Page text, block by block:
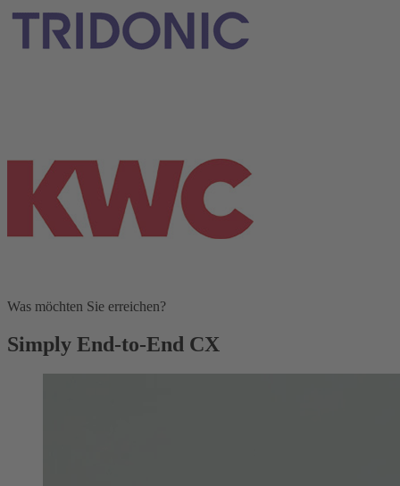
Was möchten Sie erreichen?
Simply End-to-End CX